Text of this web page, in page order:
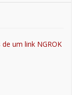
um link NGROK